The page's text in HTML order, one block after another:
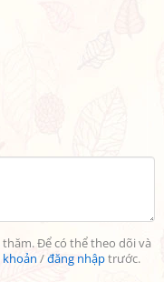
Để có thể theo dõi và
khoản /đăng nhậptrước.